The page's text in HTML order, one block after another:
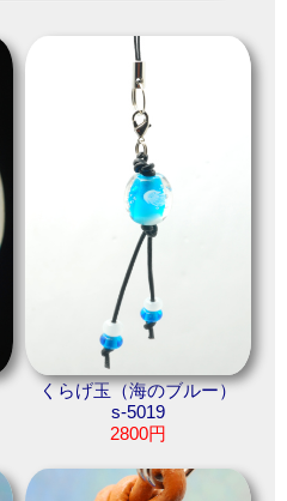
くらげ玉（海のブルー）
s-5019
2800円